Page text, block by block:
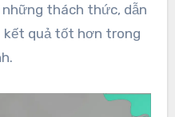
thách thức, dẫn
kết quả tốt hơn trong